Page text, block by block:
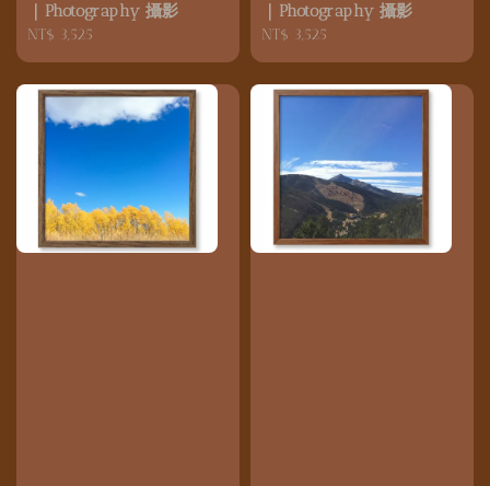
｜Photography 攝影
Regular
NT$ 3,525
｜Photography 攝影
Regular
NT$ 3,525